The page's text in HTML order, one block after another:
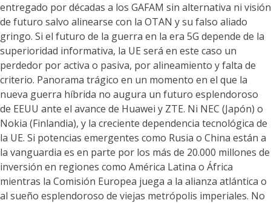
entregado por décadas a los GAFAM sin alternativa ni visión
de futuro salvo alinearse con la OTAN y su falso aliado
gringo. Si el futuro de la guerra en la era 5G depende de la
superioridad informativa, la UE será en este caso un
perdedor por activa o pasiva, por alineamiento y falta de
criterio. Panorama trágico en un momento en el que la
nueva guerra híbrida no augura un futuro esplendoroso
de EEUU ante el avance de Huawei y ZTE. Ni NEC (Japón) o
Nokia (Finlandia), y la creciente dependencia tecnológica de
la UE. Si potencias emergentes como Rusia o China están a
la vanguardia es en parte por los más de 20.000 millones de
inversión en regiones como América Latina o África
mientras la Comisión Europea juega a la alianza atlántica o
al sueño esplendoroso de viejas metrópolis imperiales. No